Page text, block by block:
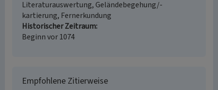
Literaturauswertung, Geländebegehung/-
kartierung, Fernerkundung
Historischer Zeitraum
Beginn vor 1074
Empfohlene Zitierweise